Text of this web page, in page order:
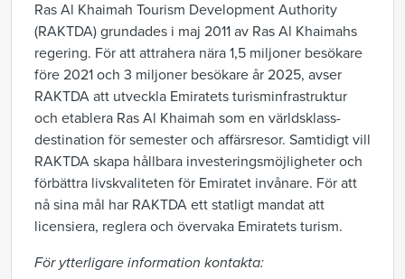
Ras Al Khaimah Tourism Development Authority
(RAKTDA) grundades i maj 2011 av Ras Al Khaimahs
regering. För att attrahera nära 1,5 miljoner besökare
före 2021 och 3 miljoner besökare år 2025, avser
RAKTDA att utveckla Emiratets turisminfrastruktur
och etablera Ras Al Khaimah som en världsklass-
destination för semester och affärsresor. Samtidigt vill
RAKTDA skapa hållbara investeringsmöjligheter och
förbättra livskvaliteten för Emiratet invånare. För att
nå sina mål har RAKTDA ett statligt mandat att
licensiera, reglera och övervaka Emiratets turism.
För ytterligare information kontakta: